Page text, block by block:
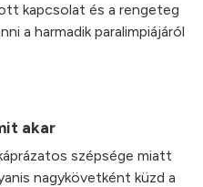
kapcsolat és a rengeteg
a harmadik paralimpiájáról
akar
szépsége miatt
nagykövetként küzd a